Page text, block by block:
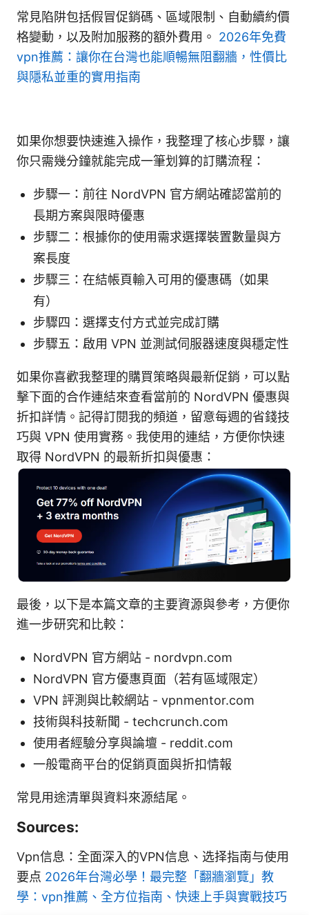
常見陷阱包括假冒促銷碼、區域限制、自動續約價
格變動，以及附加服務的額外費用。 2026年免費
vpn推薦：讓你在台灣也能順暢無阻翻牆，性價比
與隱私並重的實用指南
如果你想要快速進入操作，我整理了核心步驟，讓
你只需幾分鐘就能完成一筆划算的訂購流程：
步驟一：前往 NordVPN 官方網站確認當前的
長期方案與限時優惠
步驟二：根據你的使用需求選擇裝置數量與方
案長度
步驟三：在結帳頁輸入可用的優惠碼（如果
有）
步驟四：選擇支付方式並完成訂購
步驟五：啟用 VPN 並測試伺服器速度與穩定性
如果你喜歡我整理的購買策略與最新促銷，可以點
擊下面的合作連結來查看當前的 NordVPN 優惠與
折扣詳情。記得訂閱我的頻道，留意每週的省錢技
巧與 VPN 使用實務。我使用的連結，方便你快速
取得 NordVPN 的最新折扣與優惠：
最後，以下是本篇文章的主要資源與參考，方便你
進一步研究和比較：
NordVPN 官方網站 - nordvpn.com
NordVPN 官方優惠頁面（若有區域限定）
VPN 評測與比較網站 - vpnmentor.com
技術與科技新聞 - techcrunch.com
使用者經驗分享與論壇 - reddit.com
一般電商平台的促銷頁面與折扣情報
常見用途清單與資料來源結尾。
Sources:
Vpn信息：全面深入的VPN信息、选择指南与使用
要点 2026年台灣必學！最完整「翻牆瀏覽」教
學：vpn推薦、全方位指南、快速上手與實戰技巧